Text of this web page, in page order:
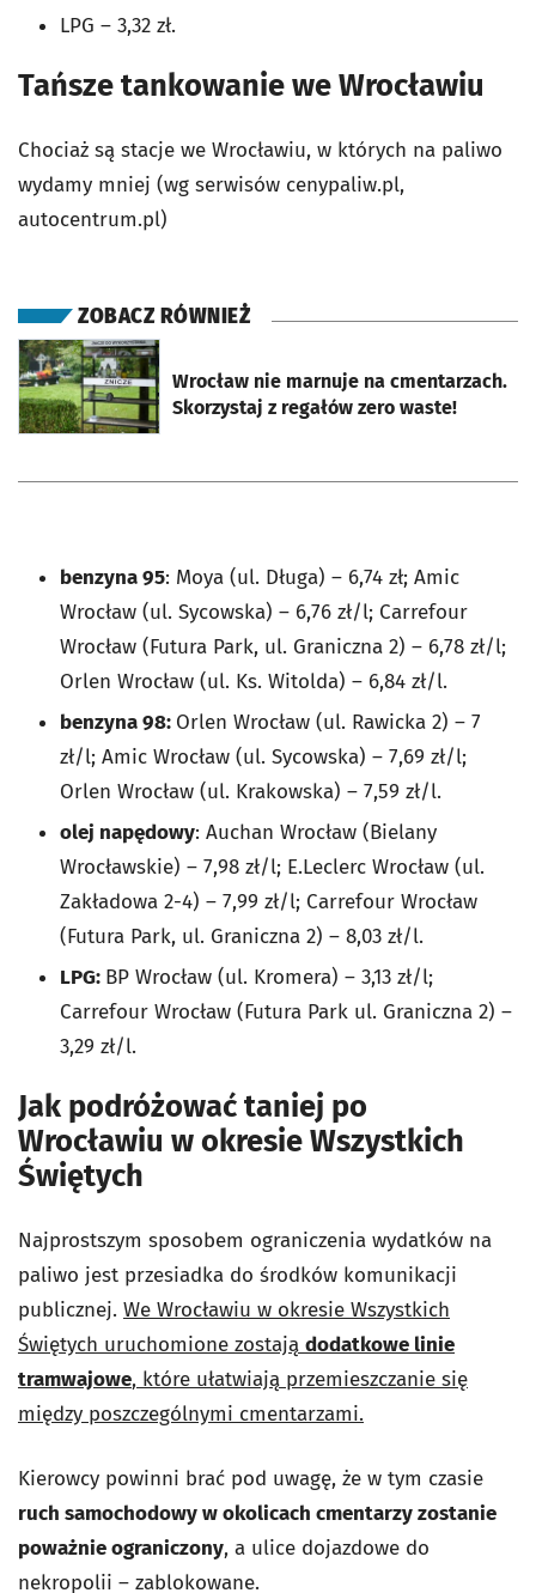
LPG – 3,32 zł.
Tańsze tankowanie we Wrocławiu
Chociaż są stacje we Wrocławiu, w których na paliwo
wydamy mniej (wg serwisów cenypaliw.pl,
autocentrum.pl)
ZOBACZ RÓWNIEŻ
Wrocław nie marnuje na cmentarzach.
Skorzystaj z regałów zero waste!
otworzy się w nowej karcie
benzyna 95: Moya (ul. Długa) – 6,74 zł; Amic
Wrocław (ul. Sycowska) – 6,76 zł/l; Carrefour
Wrocław (Futura Park, ul. Graniczna 2) – 6,78 zł/l;
Orlen Wrocław (ul. Ks. Witolda) – 6,84 zł/l.
benzyna 98: Orlen Wrocław (ul. Rawicka 2) – 7
zł/l; Amic Wrocław (ul. Sycowska) – 7,69 zł/l;
Orlen Wrocław (ul. Krakowska) – 7,59 zł/l.
olej napędowy: Auchan Wrocław (Bielany
Wrocławskie) – 7,98 zł/l; E.Leclerc Wrocław (ul.
Zakładowa 2-4) – 7,99 zł/l; Carrefour Wrocław
(Futura Park, ul. Graniczna 2) – 8,03 zł/l.
LPG: BP Wrocław (ul. Kromera) – 3,13 zł/l;
Carrefour Wrocław (Futura Park ul. Graniczna 2) –
3,29 zł/l.
Jak podróżować taniej po
Wrocławiu w okresie Wszystkich
Świętych
Najprostszym sposobem ograniczenia wydatków na
paliwo jest przesiadka do środków komunikacji
publicznej. We Wrocławiu w okresie Wszystkich
Świętych uruchomione zostają dodatkowe linie
tramwajowe, które ułatwiają przemieszczanie się
między poszczególnymi cmentarzami.
Kierowcy powinni brać pod uwagę, że w tym czasie
ruch samochodowy w okolicach cmentarzy zostanie
poważnie ograniczony, a ulice dojazdowe do
nekropolii – zablokowane.